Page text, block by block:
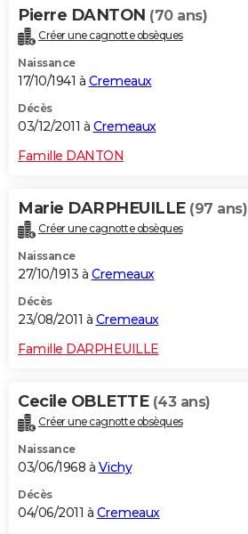
Pierre DANTON (70 ans)
Créer une cagnotte obsèques
Naissance
17/10/1941 à Cremeaux
Décès
03/12/2011 à Cremeaux
Famille DANTON
Marie DARPHEUILLE (97 ans)
Créer une cagnotte obsèques
Naissance
27/10/1913 à Cremeaux
Décès
23/08/2011 à Cremeaux
Famille DARPHEUILLE
Cecile OBLETTE (43 ans)
Créer une cagnotte obsèques
Naissance
03/06/1968 à Vichy
Décès
04/06/2011 à Cremeaux